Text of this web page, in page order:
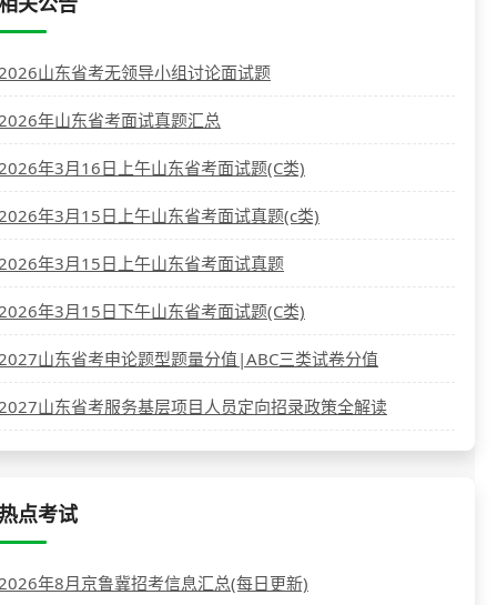
山东省考无领导小组讨论面试题
年山东省考面试真题汇总
年3月16日上午山东省考面试题(C类)
年3月15日上午山东省考面试真题(c类)
年3月15日上午山东省考面试真题
年3月15日下午山东省考面试题(C类)
山东省考申论题型题量分值|ABC三类试卷分值
山东省考服务基层项目人员定向招录政策全解读
点考试
年8月京鲁冀招考信息汇总(每日更新)